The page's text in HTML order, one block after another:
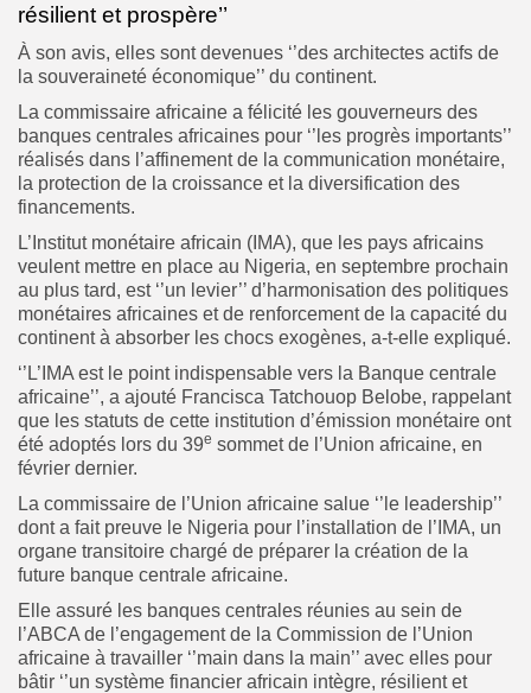
résilient et prospère’’
À son avis, elles sont devenues ‘’des architectes actifs de
la souveraineté économique’’ du continent.
La commissaire africaine a félicité les gouverneurs des
banques centrales africaines pour ‘’les progrès importants’’
réalisés dans l’affinement de la communication monétaire,
la protection de la croissance et la diversification des
financements.
L’Institut monétaire africain (IMA), que les pays africains
veulent mettre en place au Nigeria, en septembre prochain
au plus tard, est ‘’un levier’’ d’harmonisation des politiques
monétaires africaines et de renforcement de la capacité du
continent à absorber les chocs exogènes, a-t-elle expliqué.
‘’L’IMA est le point indispensable vers la Banque centrale
africaine’’, a ajouté Francisca Tatchouop Belobe, rappelant
que les statuts de cette institution d’émission monétaire ont
été adoptés lors du 39e sommet de l’Union africaine, en
février dernier.
La commissaire de l’Union africaine salue ‘’le leadership’’
dont a fait preuve le Nigeria pour l’installation de l’IMA, un
organe transitoire chargé de préparer la création de la
future banque centrale africaine.
Elle assuré les banques centrales réunies au sein de
l’ABCA de l’engagement de la Commission de l’Union
africaine à travailler ‘’main dans la main’’ avec elles pour
bâtir ‘’un système financier africain intègre, résilient et